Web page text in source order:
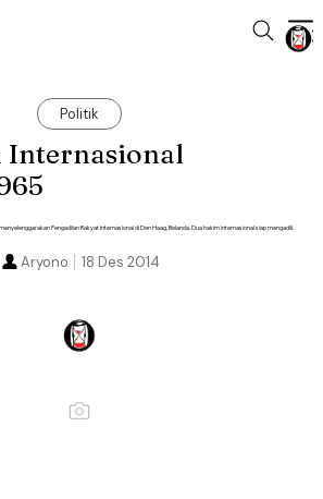
Politik
Internasional
Pengadilan Rakyat Internasional di Den Haag, Belanda. Dua hakim internasional siap mengadili.
18 Des 2014
Aryono